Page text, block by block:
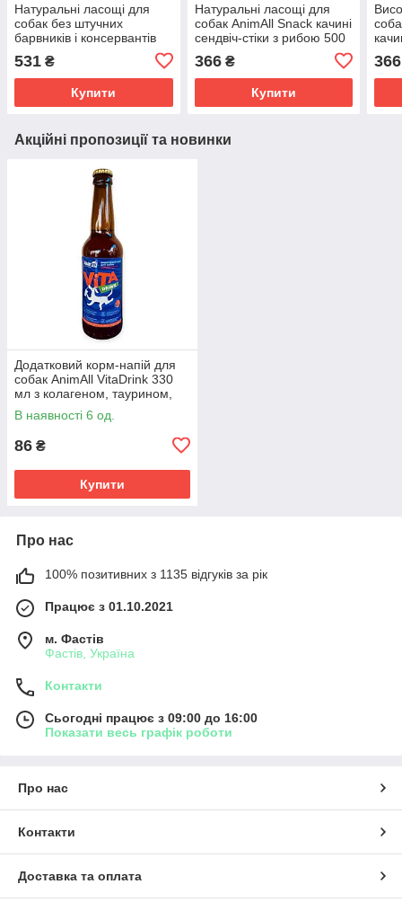
Натуральні ласощі для
собак без штучних
барвників і консервантів
сосиски 500 г
531 ₴
Купити
Натуральні ласощі для
собак AnimAll Snack качині
сендвіч-стіки з рибою 500
366₴
Купити
366
Акційні пропозиції та новинки
Додатковий корм-напій для
собак AnimAll VitaDrink 330
мл з колагеном, таурином,
ехінацеєю та амінокислотами
для імунітету
В наявності 6 од.
86 ₴
Купити
Про нас
100% позитивних з 1135 відгуків за рік
Працює з 01.10.2021
м. Фастів
Фастів, Україна
Контакти
Сьогодні працює з 09:00 до 16:00
Показати весь графік роботи
Про нас
Контакти
Доставка та оплата